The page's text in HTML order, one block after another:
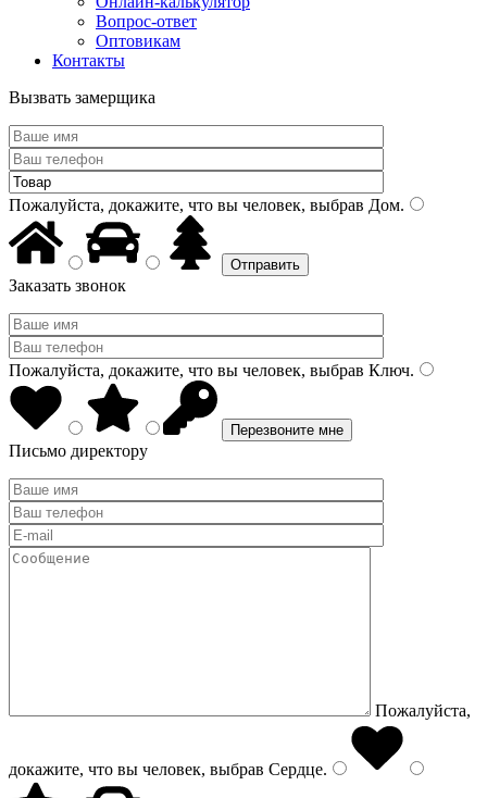
Вопрос-ответ
Оптовикам
Контакты
Вызвать замерщика
Пожалуйста, докажите, что вы человек, выбрав Дом.
Заказать звонок
Пожалуйста, докажите, что вы человек, выбрав Ключ.
Письмо директору
Пожалуйста,
докажите, что вы человек, выбрав Сердце.